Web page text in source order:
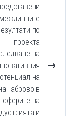
междинните
по
проекта
на
на
Габрово в
сферите на
и